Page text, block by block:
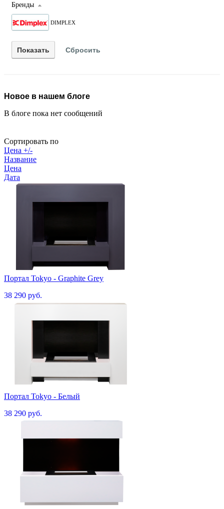
Бренды
DIMPLEX
Новое в нашем блоге
В блоге пока нет сообщений
Сортировать по
Цена +/-
Название
Цена
Дата
Портал Tokyo - Graphite Grey
38 290 руб.
Портал Tokyo - Белый
38 290 руб.